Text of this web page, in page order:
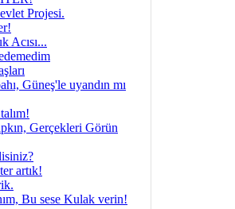
Projesi.
Acısı...
Güneş'le uyandın mı
Gerçekleri Görün
artık!
Bu sese Kulak verin!